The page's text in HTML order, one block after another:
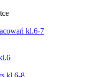
kl.6-7
kl.6-8